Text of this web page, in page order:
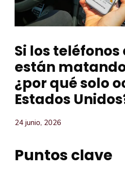
Si los
están
¿por qué solo
Estados
24 junio, 2026
Puntos clave